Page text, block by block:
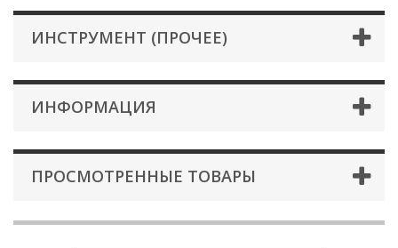
ИНСТРУМЕНТ (ПРОЧЕЕ)
ИНФОРМАЦИЯ
ПРОСМОТРЕННЫЕ ТОВАРЫ